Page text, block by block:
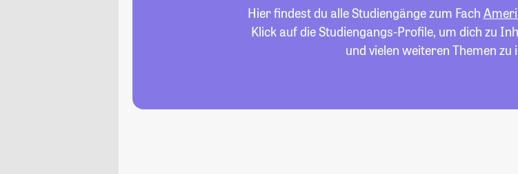
Hier findest du alle Studiengänge zum Fach
Klick auf die Studiengangs-Profile, um dich zu
und vielen weiteren Themen